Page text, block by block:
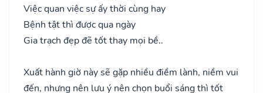
Việc quan việc sự ấy thời cùng hay
Bệnh tật thì được qua ngày
Gia trạch đẹp đẽ tốt thay mọi bề..
Xuất hành giờ này sẽ gặp nhiều điềm lành, niềm vui
đến, nhưng nên lưu ý nên chọn buổi sáng thì tốt